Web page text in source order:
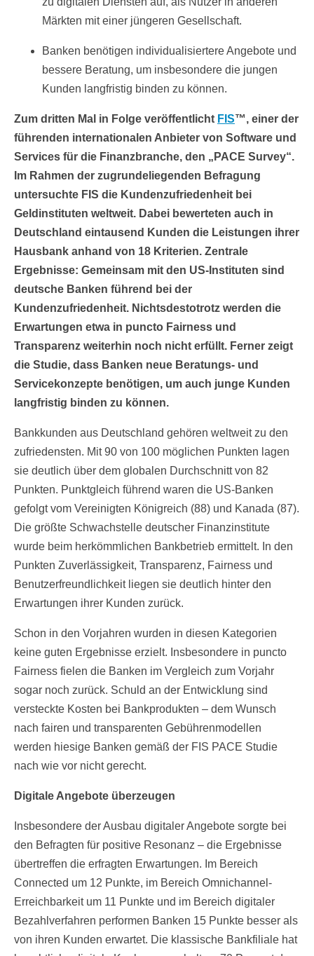
Märkten mit einer jüngeren Gesellschaft.
Banken benötigen individualisiertere Angebote und
bessere Beratung, um insbesondere die jungen
Kunden langfristig binden zu können.
Zum dritten Mal in Folge veröffentlicht FIS™, einer der
führenden internationalen Anbieter von Software und
Services für die Finanzbranche, den „PACE Survey“.
Im Rahmen der zugrundeliegenden Befragung
untersuchte FIS die Kundenzufriedenheit bei
Geldinstituten weltweit. Dabei bewerteten auch in
Deutschland eintausend Kunden die Leistungen ihrer
Hausbank anhand von 18 Kriterien. Zentrale
Ergebnisse: Gemeinsam mit den US-Instituten sind
deutsche Banken führend bei der
Kundenzufriedenheit. Nichtsdestotrotz werden die
Erwartungen etwa in puncto Fairness und
Transparenz weiterhin noch nicht erfüllt. Ferner zeigt
die Studie, dass Banken neue Beratungs- und
Servicekonzepte benötigen, um auch junge Kunden
langfristig binden zu können.
Bankkunden aus Deutschland gehören weltweit zu den
zufriedensten. Mit 90 von 100 möglichen Punkten lagen
sie deutlich über dem globalen Durchschnitt von 82
Punkten. Punktgleich führend waren die US-Banken
gefolgt vom Vereinigten Königreich (88) und Kanada (87).
Die größte Schwachstelle deutscher Finanzinstitute
wurde beim herkömmlichen Bankbetrieb ermittelt. In den
Punkten Zuverlässigkeit, Transparenz, Fairness und
Benutzerfreundlichkeit liegen sie deutlich hinter den
Erwartungen ihrer Kunden zurück.
Schon in den Vorjahren wurden in diesen Kategorien
keine guten Ergebnisse erzielt. Insbesondere in puncto
Fairness fielen die Banken im Vergleich zum Vorjahr
sogar noch zurück. Schuld an der Entwicklung sind
versteckte Kosten bei Bankprodukten – dem Wunsch
nach fairen und transparenten Gebührenmodellen
werden hiesige Banken gemäß der FIS PACE Studie
nach wie vor nicht gerecht.
Digitale Angebote überzeugen
Insbesondere der Ausbau digitaler Angebote sorgte bei
den Befragten für positive Resonanz – die Ergebnisse
übertreffen die erfragten Erwartungen. Im Bereich
Connected um 12 Punkte, im Bereich Omnichannel-
Erreichbarkeit um 11 Punkte und im Bereich digitaler
Bezahlverfahren performen Banken 15 Punkte besser als
von ihren Kunden erwartet. Die klassische Bankfiliale hat